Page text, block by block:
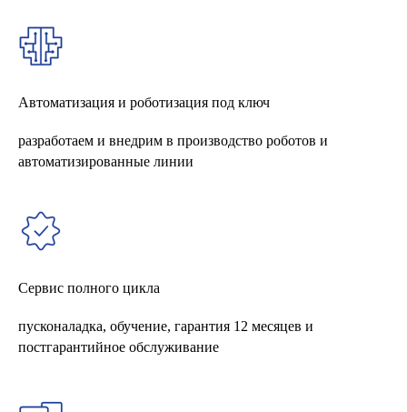
Автоматизация и роботизация под ключ
разработаем и внедрим в производство роботов и
автоматизированные линии
Сервис полного цикла
пусконаладка, обучение, гарантия 12 месяцев и
постгарантийное обслуживание